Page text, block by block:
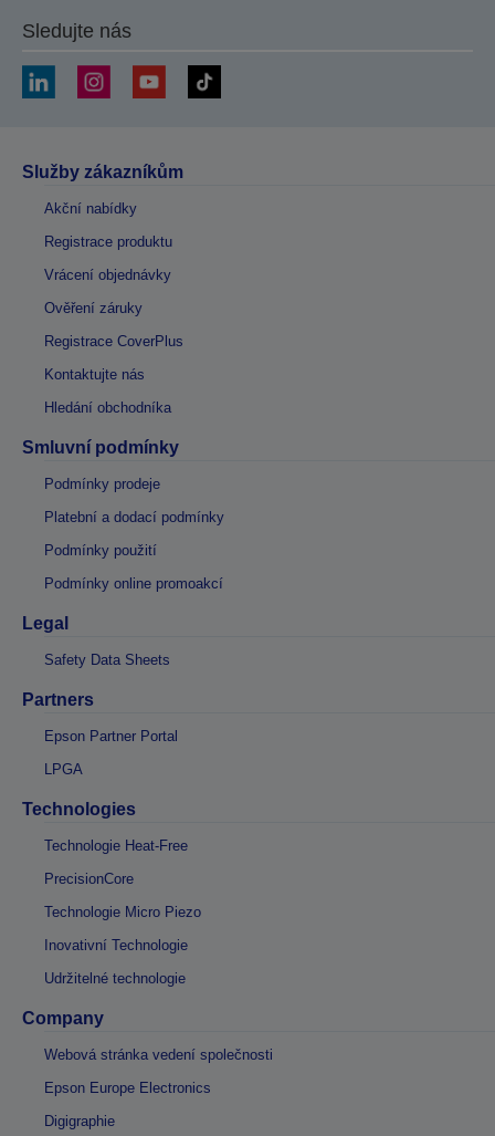
Sledujte nás
Služby zákazníkům
Akční nabídky
Registrace produktu
Vrácení objednávky
Ověření záruky
Registrace CoverPlus
Kontaktujte nás
Hledání obchodníka
Smluvní podmínky
Podmínky prodeje
Platební a dodací podmínky
Podmínky použití
Podmínky online promoakcí
Legal
Safety Data Sheets
Partners
Epson Partner Portal
LPGA
Technologies
Technologie Heat-Free
PrecisionCore
Technologie Micro Piezo
Inovativní Technologie
Udržitelné technologie
Company
Webová stránka vedení společnosti
Epson Europe Electronics
Digigraphie